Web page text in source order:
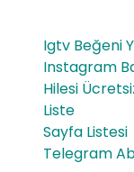
Igtv Beğeni
Instagram
Hilesi
Liste
Sayfa Listesi
Telegram